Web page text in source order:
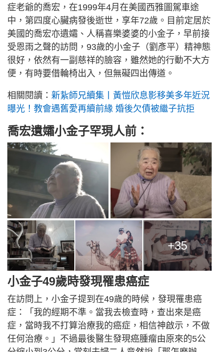
症老爺的喬宏，在1999年4月在美國西雅圖駕車途
中，第四度心臟病發後逝世，享年72歲。目前定居於
美國的喬宏亦遺孀、人稱喜樂婆婆的小金子，早前接
受恩雨之聲的訪問，93歲的小金子（劉彥平）精神態
很好，依然有一副慈祥的臉容，雖然她的行動不大方
便，有時要借輪椅出入，但無礙四出傳道。
相關閱讀： 新紥師兄續集丨黃愷欣息影移美多年近況
曝光！教會遇舊愛再續前緣 婚後欠債被繼子抗拒
喬宏遺孀小金子罕現人前：
+35
小金子49歲時發現罹患癌症
在訪問上，小金子提到在49歲的時候，發現罹患癌
症：「我的經期不準。當我去檢查時，查出來是癌
症，當時我不打算治療我的癌症，相信神啟示，不做
任何治療。」不過最後醫生發現癌腫瘤由原來的5公